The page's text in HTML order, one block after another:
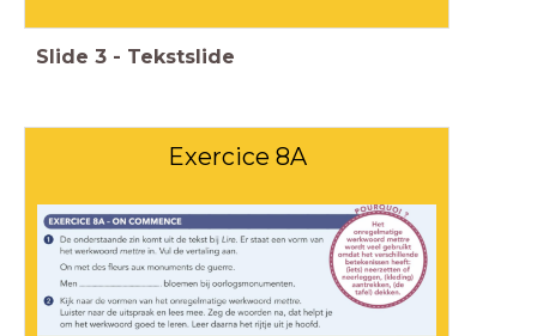
Slide 3 - Tekstslide
Exercice 8A